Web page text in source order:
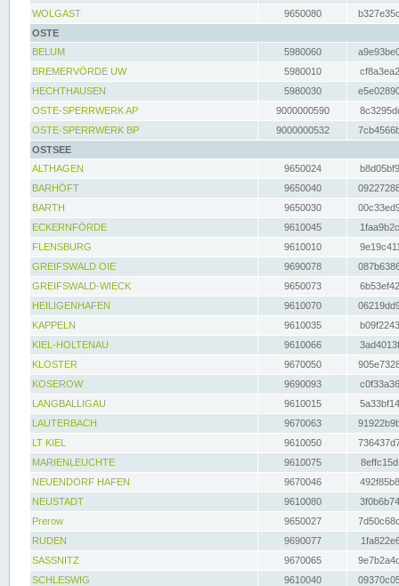
WOLGAST
9650080
OSTE
BELUM
5980060
BREMERVÖRDE UW
5980010
HECHTHAUSEN
5980030
OSTE-SPERRWERK AP
9000000590
OSTE-SPERRWERK BP
9000000532
OSTSEE
ALTHAGEN
9650024
BARHÖFT
9650040
BARTH
9650030
ECKERNFÖRDE
9610045
FLENSBURG
9610010
GREIFSWALD OIE
9690078
GREIFSWALD-WIECK
9650073
HEILIGENHAFEN
9610070
KAPPELN
9610035
KIEL-HOLTENAU
9610066
KLOSTER
9670050
KOSEROW
9690093
LANGBALLIGAU
9610015
LAUTERBACH
9670063
LT KIEL
9610050
MARIENLEUCHTE
9610075
NEUENDORF HAFEN
9670046
NEUSTADT
9610080
Prerow
9650027
RUDEN
9690077
SASSNITZ
9670065
SCHLESWIG
9610040